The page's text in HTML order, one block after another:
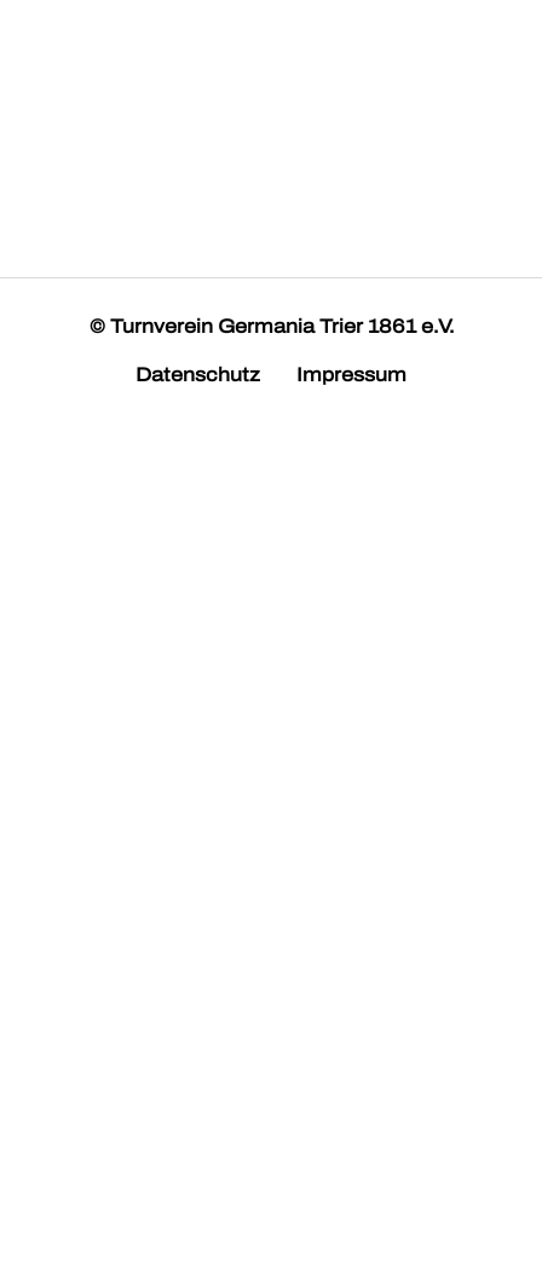
© Turnverein Germania Trier 1861 e.V.
Datenschutz Impressum